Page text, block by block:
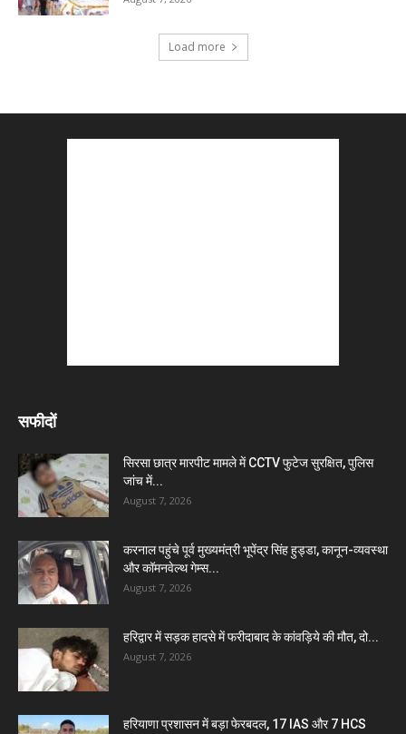
Load more
सफीदों
सिरसा छात्र मारपीट मामले में CCTV फुटेज सुरक्षित, पुलिस
जांच में...
August 7, 2026
करनाल पहुंचे पूर्व मुख्यमंत्री भूपेंद्र सिंह हुड्डा, कानून-व्यवस्था
और कॉमनवेल्थ गेम्स...
August 7, 2026
हरिद्वार में सड़क हादसे में फरीदाबाद के कांवड़िये की मौत, दो...
August 7, 2026
हरियाणा प्रशासन में बड़ा फेरबदल, 17 IAS और 7 HCS